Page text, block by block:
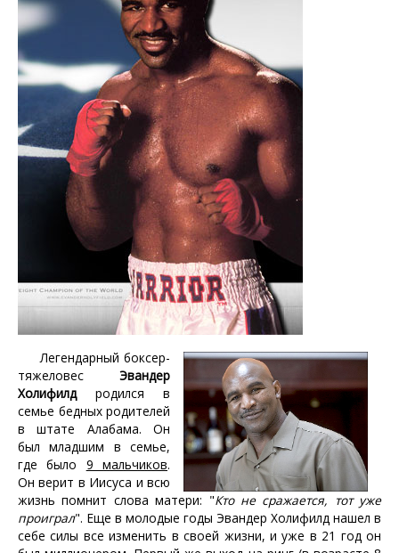
Легендарный боксер-
тяжеловес Эвандер
Холифилдродился в
семье бедных родителей
в штате Алабама. Он
был младшим в семье,
где было 9 мальчиков.
Он верит в Иисуса и всю
жизнь помнит слова матери: "Кто не сражается, тот уже
проиграл". Еще в молодые годы Эвандер Холифилд нашел в
себе силы все изменить в своей жизни, и уже в 21 год он